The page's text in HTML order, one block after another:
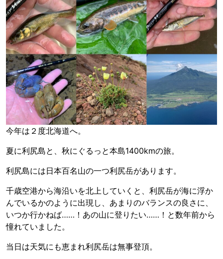
今年は２度北海道へ。
夏に利尻島と、秋にぐるっと本島1400kmの旅。
利尻島には日本百名山の一つ利尻岳があります。
千歳空港から海沿いを北上していくと、利尻岳が海に浮か
んでいるかのように出現し、あまりのバランスの良さに、
いつか行かねば……！あの山に登りたい……！と数年前から
憧れていました。
当日は天気にも恵まれ利尻岳は無事登頂。